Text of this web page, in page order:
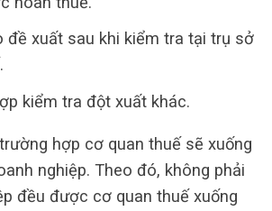
đề xuất sau khi kiểm tra tại trụ sở
kiểm tra đột xuất khác.
hợp cơ quan thuế sẽ xuống
nghiệp. Theo đó, không phải
đều được cơ quan thuế xuống